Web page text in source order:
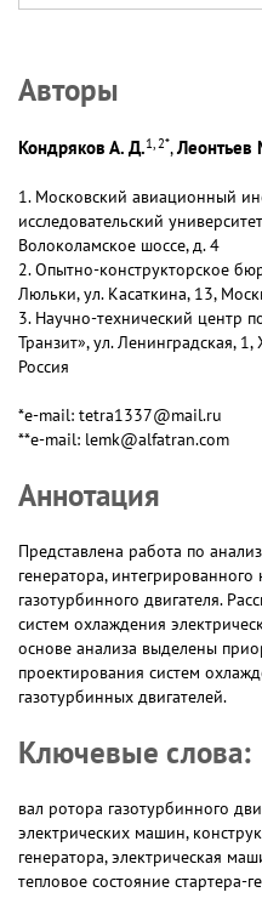
Авторы
Кондряков А. Д.1, 2*,Леонтьев
1. Московский авиационный
исследовательский
Волоколамское шоссе, д. 4
2. Опытно-конструкторское
Люльки, ул. Касаткина, 13,
3. Научно-технический центр
Транзит», ул. Ленинградская,
Россия
*e-mail: tetra1337@mail.ru
**e-mail: lemk@alfatran.com
Аннотация
Представлена работа по
генератора, интегрированного
газотурбинного двигателя.
систем охлаждения
основе анализа выделены
проектирования систем
газотурбинных двигателей.
Ключевые слова:
вал ротора газотурбинного
электрических машин,
генератора, электрическая
тепловое состояние стартера-